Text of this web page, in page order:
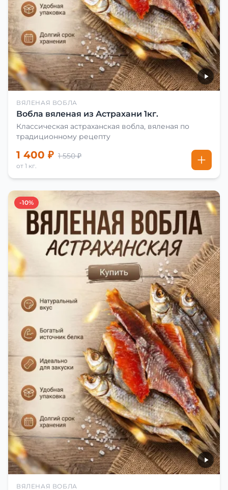
ВЯЛЕНАЯ ВОБЛА
Вобла вяленая из Астрахани 1кг.
Классическая астраханская вобла, вяленая по
традиционному рецепту
1 400 ₽ 1 550 ₽
от 1 кг.
-10%
ВЯЛЕНАЯ ВОБЛА